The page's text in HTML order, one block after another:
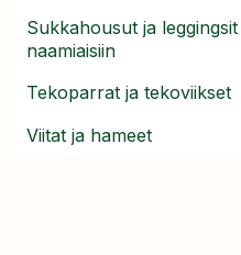
Sukkahousut ja leggingsit
naamiaisiin
Tekoparrat ja tekoviikset
Viitat ja hameet